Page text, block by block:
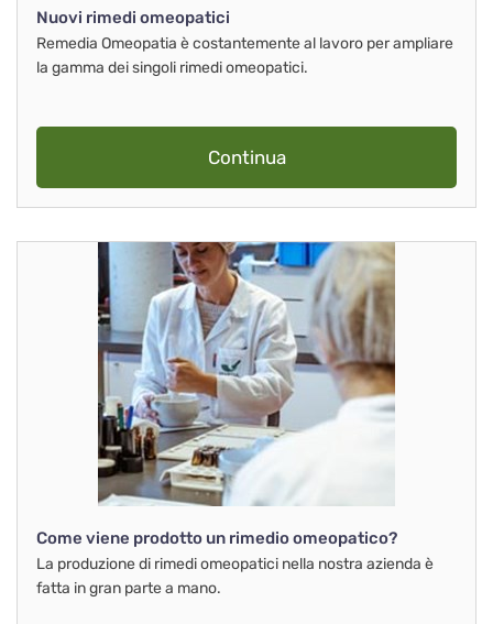
Nuovi rimedi omeopatici
Remedia Omeopatia è costantemente al lavoro per ampliare
la gamma dei singoli rimedi omeopatici.
Continua
Come viene prodotto un rimedio omeopatico?
La produzione di rimedi omeopatici nella nostra azienda è
fatta in gran parte a mano.